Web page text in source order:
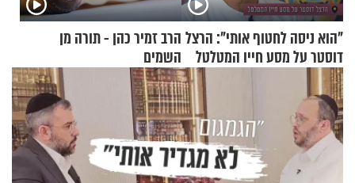
"הוא ניסה לחטוף אותי": הרצל
דוסטר על מסע חייו המטלטל
הרב זמיר כהן - תורה מן
השמים